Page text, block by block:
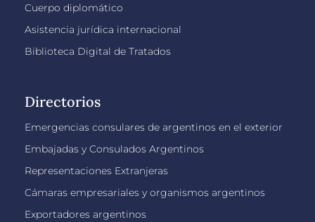
Cuerpo diplomático
Asistencia jurídica internacional
Biblioteca Digital de Tratados
Directorios
Emergencias consulares de argentinos en el exterior
Embajadas y Consulados Argentinos
Representaciones Extranjeras
Cámaras empresariales y organismos argentinos
Exportadores argentinos